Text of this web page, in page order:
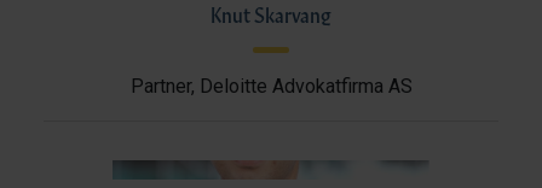
Knut Skarvang
Partner, Deloitte Advokatfirma AS